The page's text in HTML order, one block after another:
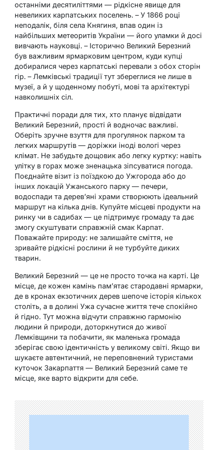
останніми десятиліттями — рідкісне явище для
невеликих карпатських поселень. – У 1866 році
неподалік, біля села Княгиня, впав один із
найбільших метеоритів України — його уламки й досі
вивчають науковці. – Історично Великий Березний
був важливим ярмарковим центром, куди купці
добиралися через карпатські перевали з обох сторін
гір. – Лемківські традиції тут збереглися не лише в
музеї, а й у щоденному побуті, мові та архітектурі
навколишніх сіл.
Практичні поради для тих, хто планує відвідати
Великий Березний, прості й водночас важливі.
Оберіть зручне взуття для прогулянок парком та
легких маршрутів — доріжки іноді вологі через
клімат. Не забудьте дощовик або легку куртку: навіть
улітку в горах може зненацька зіпсуватися погода.
Поєднайте візит із поїздкою до Ужгорода або до
інших локацій Ужанського парку — печери,
водоспади та дерев’яні храми створюють ідеальний
маршрут на кілька днів. Купуйте місцеві продукти на
ринку чи в садибах — це підтримує громаду та дає
змогу скуштувати справжній смак Карпат.
Поважайте природу: не залишайте сміття, не
зривайте рідкісні рослини й не турбуйте диких
тварин.
Великий Березний — це не просто точка на карті. Це
місце, де кожен камінь пам’ятає стародавні ярмарки,
де в кронах екзотичних дерев шепоче історія кількох
століть, а в долині Ужа сучасне життя тече спокійно
й гідно. Тут можна відчути справжню гармонію
людини й природи, доторкнутися до живої
Лемківщини та побачити, як маленька громада
зберігає свою ідентичність у великому світі. Якщо ви
шукаєте автентичний, не переповнений туристами
куточок Закарпаття — Великий Березний саме те
місце, яке варто відкрити для себе.